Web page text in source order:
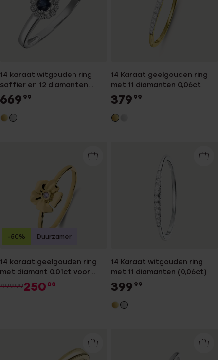
14 karaat witgouden ring
saffier en 12 diamanten
0.08ct
669 99
14 Karaat geelgouden ring
met 11 diamanten 0,06ct
379 99
14 karaat geelgouden ring
met diamant 0.01ct voor
dames
499.99250 00
-50% Duurzamer
14 Karaat witgouden ring
met 11 diamanten (0,06ct)
399 99